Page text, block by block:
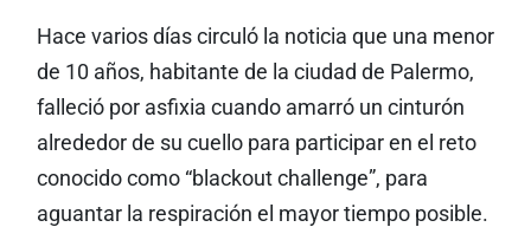
Hace varios días circuló la noticia que una menor
de 10 años, habitante de la ciudad de Palermo,
falleció por asfixia cuando amarró un cinturón
alrededor de su cuello para participar en el reto
conocido como “blackout challenge”, para
aguantar la respiración el mayor tiempo posible.